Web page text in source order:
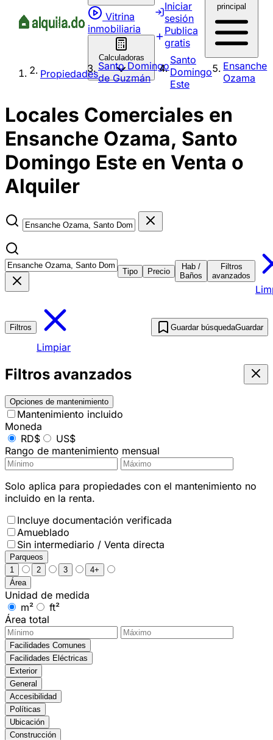
Vitrina
inmobiliaria
Calculadoras
Iniciar
sesión
Publica
gratis
principal
Propiedades
Santo Domingo
de Guzmán
Santo
Domingo
Este
Ensanche
Ozama
Locales Comerciales en
Ensanche Ozama, Santo
Domingo Este en Venta o
Alquiler
Tipo Precio
Hab /
Baños
Filtros
avanzados
Filtros
Limpiar
Guardar búsquedaGuardar
Filtros avanzados
Opciones de mantenimiento
Mantenimiento incluido
Moneda
RD$
US$
Rango de mantenimiento mensual
Solo aplica para propiedades con el mantenimiento no
incluido en la renta.
Incluye documentación verificada
Amueblado
Sin intermediario / Venta directa
Parqueos
1
2 3
4+
Área
Unidad de medida
m²
ft²
Área total
Facilidades Comunes
Facilidades Eléctricas
Exterior
General
Accesibilidad
Políticas
Ubicación
Construcción